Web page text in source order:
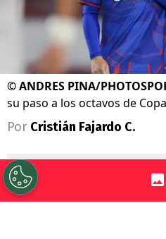
©ANDRES PINA/
su paso a los octavos de
Por Cristián Fajardo C.